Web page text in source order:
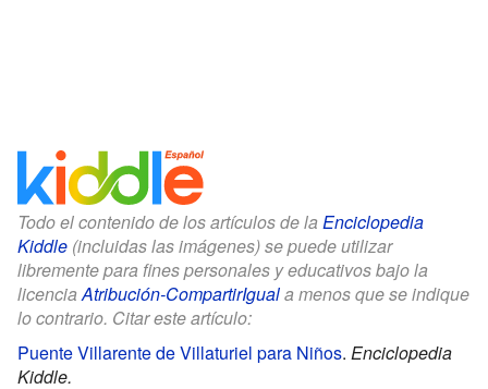
Todo el contenido de los artículos de la Enciclopedia
Kiddle (incluidas las imágenes) se puede utilizar
libremente para fines personales y educativos bajo la
licenciaAtribución-CompartirIguala menos que se indique
lo contrario. Citar este artículo:
Puente Villarente de Villaturiel para Niños. Enciclopedia
Kiddle.